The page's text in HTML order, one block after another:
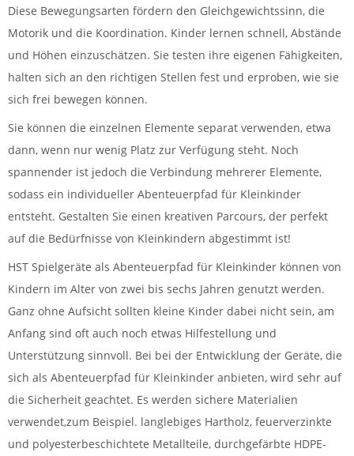
Diese Bewegungsarten fördern den Gleichgewichtssinn, die
Motorik und die Koordination. Kinder lernen schnell, Abstände
und Höhen einzuschätzen. Sie testen ihre eigenen Fähigkeiten,
halten sich an den richtigen Stellen fest und erproben, wie sie
sich frei bewegen können.
Sie können die einzelnen Elemente separat verwenden, etwa
dann, wenn nur wenig Platz zur Verfügung steht. Noch
spannender ist jedoch die Verbindung mehrerer Elemente,
sodass ein individueller Abenteuerpfad für Kleinkinder
entsteht. Gestalten Sie einen kreativen Parcours, der perfekt
auf die Bedürfnisse von Kleinkindern abgestimmt ist!
HST Spielgeräte als Abenteuerpfad für Kleinkinder können von
Kindern im Alter von zwei bis sechs Jahren genutzt werden.
Ganz ohne Aufsicht sollten kleine Kinder dabei nicht sein, am
Anfang sind oft auch noch etwas Hilfestellung und
Unterstützung sinnvoll. Bei bei der Entwicklung der Geräte, die
sich als Abenteuerpfad für Kleinkinder anbieten, wird sehr auf
die Sicherheit geachtet. Es werden sichere Materialien
verwendet,zum Beispiel. langlebiges Hartholz, feuerverzinkte
und polyesterbeschichtete Metallteile, durchgefärbte HDPE-